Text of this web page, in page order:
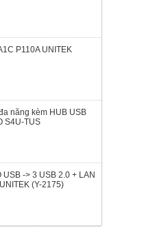
P110A UNITEK
năng kèm HUB USB
S4U-TUS
USB -> 3 USB 2.0 + LAN
(Y-2175)